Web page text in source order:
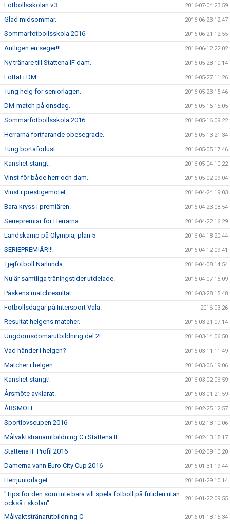
Fotbollsskolan v.3 2016-07-04 23:59
Glad midsommar. 2016-06-23 12:47
Sommarfotbollsskola 2016 2016-06-21 12:55
Äntligen en seger!!! 2016-06-12 22:02
Ny tränare till Stattena IF dam. 2016-05-28 10:14
Lottat i DM. 2016-05-27 11:26
Tung helg för seniorlagen. 2016-05-23 15:46
DM-match på onsdag. 2016-05-16 15:05
Sommarfotbollsskola 2016 2016-05-16 09:22
Herrarna fortfarande obesegrade. 2016-05-13 21:34
Tung bortaförlust. 2016-05-05 17:46
Kansliet stängt. 2016-05-04 10:22
Vinst för både herr och dam. 2016-05-02 09:04
Vinst i prestigemötet. 2016-04-24 19:03
Bara kryss i premiären. 2016-04-23 08:54
Seriepremiär för Herrarna. 2016-04-22 16:29
Landskamp på Olympia, plan 5 2016-04-18 20:44
SERIEPREMIÄR!!! 2016-04-12 09:41
Tjejfotboll Närlunda 2016-04-08 14:54
Nu är samtliga träningstider utdelade. 2016-04-07 15:09
Påskens matchresultat: 2016-03-28 15:48
Fotbollsdagar på Intersport Väla. 2016-03-26
Resultat helgens matcher. 2016-03-21 07:14
Ungdomsdomarutbildning del 2! 2016-03-14 06:50
Vad händer i helgen? 2016-03-11 11:49
Matcher i helgen: 2016-03-06 19:06
Kansliet stängt! 2016-03-02 06:59
Årsmöte avklarat. 2016-03-01 21:59
ÅRSMÖTE 2016-02-25 12:57
Sportlovscupen 2016 2016-02-18 10:06
Målvaktstränarutbildning C i Stattena IF. 2016-02-13 15:17
Stattena IF Profil 2016 2016-02-09 10:20
Damerna vann Euro City Cup 2016 2016-01-31 19:44
Herrjuniorlaget 2016-01-29 10:14
"Tips för den som inte bara vill spela fotboll på fritiden utan
också i skolan"
2016-01-22 09:55
Målvaktstränarutbildning C 2016-01-18 15:34